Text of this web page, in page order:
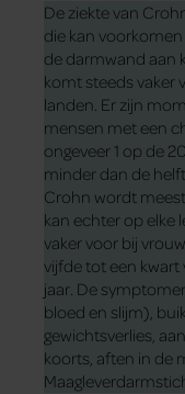
De ziekte van
die kan
de darmwand aan
komt steeds vaker
landen. Er zijn
mensen met een
ongeveer 1 op de
minder dan de
Crohn wordt
kan echter op elke
vaker voor bij
vijfde tot een
jaar. De
bloed en slijm),
gewichtsverlies,
koorts, aften in de